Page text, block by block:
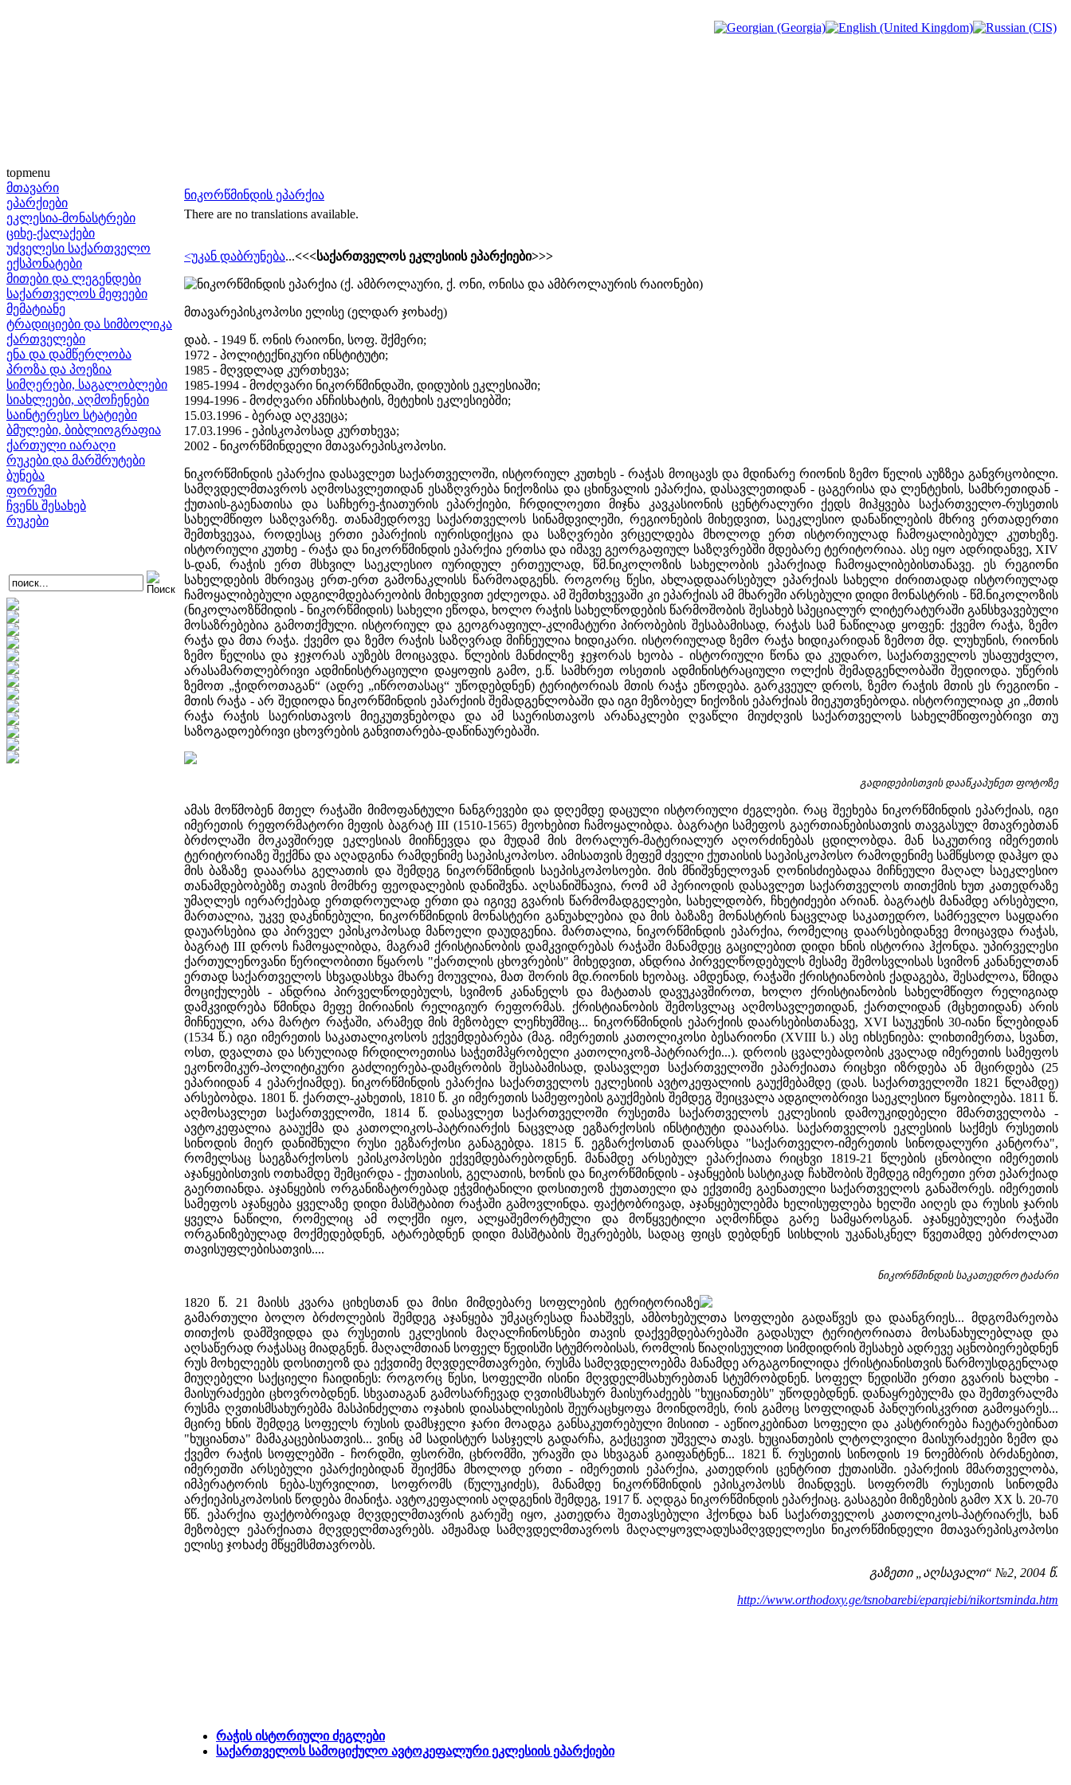
topmenu
მთავარი
ეპარქიები
ეკლესია-მონასტრები
ციხე-ქალაქები
უძველესი საქართველო
ექსპონატები
მითები და ლეგენდები
საქართველოს მეფეები
მემატიანე
ტრადიციები და სიმბოლიკა
ქართველები
ენა და დამწერლობა
პროზა და პოეზია
სიმღერები, საგალობლები
სიახლეები, აღმოჩენები
საინტერესო სტატიები
ბმულები, ბიბლიოგრაფია
ქართული იარაღი
რუკები და მარშრუტები
ბუნება
ფორუმი
ჩვენს შესახებ
რუკები
ნიკორწმინდის ეპარქია
There are no translations available.
<უკან დაბრუნება...<<<საქართველოს ეკლესიის ეპარქიები>>>
ნიკორწმინდის ეპარქია (ქ. ამბროლაური, ქ. ონი, ონისა და ამბროლაურის რაიონები)
მთავარეპისკოპოსი ელისე (ელდარ ჯოხაძე)
დაბ. - 1949 წ. ონის რაიონი, სოფ. შქმერი;
1972 - პოლიტექნიკური ინსტიტუტი;
1985 - მღვდლად კურთხევა;
1985-1994 - მოძღვარი ნიკორწმინდაში, დიდუბის ეკლესიაში;
1994-1996 - მოძღვარი ანჩისხატის, მეტეხის ეკლესიებში;
15.03.1996 - ბერად აღკვეცა;
17.03.1996 - ეპისკოპოსად კურთხევა;
2002 - ნიკორწმინდელი მთავარეპისკოპოსი.
ნიკორწმინდის ეპარქია დასავლეთ საქართველოში, ისტორიულ კუთხეს - რაჭას მოიცავს და მდინარე რიონის ზემო წელის აუზზეა განვრცობილი.
სამღვდელმთავროს აღმოსავლეთიდან ესაზღვრება ნიქოზისა და ცხინვალის ეპარქია, დასავლეთიდან - ცაგერისა და ლენტეხის, სამხრეთიდან -
ქუთაის-გაენათისა და საჩხერე-ჭიათურის ეპარქიები, ჩრდილოეთი მიჯნა კავკასიონის ცენტრალური ქედს მიჰყვება საქართველო-რუსეთის
სახელმწიფო საზღვარზე. თანამედროვე საქართველოს სინამდვილეში, რეგიონების მიხედვით, საეკლესიო დანაწილების მხრივ ერთადერთი
შემთხვევაა, როდესაც ერთი ეპარქიის იურისდიქცია და საზღვრები ვრცელდება მხოლოდ ერთ ისტორიულად ჩამოყალიბებულ კუთხეზე.
ისტორიული კუთხე - რაჭა და ნიკორწმინდის ეპარქია ერთსა და იმავე გეორგაფიულ საზღვრებში მდებარე ტერიტორიაა. ასე იყო ადრიდანვე, XIV
ს-დან, რაჭის ერთ მსხვილ საეკლესიო იურიდულ ერთეულად, წმ.ნიკოლოზის სახელობის ეპარქიად ჩამოყალიბებისთანავე. ეს რეგიონი
სახელდების მხრივაც ერთ-ერთ გამონაკლისს წარმოადგენს. როგორც წესი, ახლადდაარსებულ ეპარქიას სახელი ძირითადად ისტორიულად
ჩამოყალიბებული ადგილმდებარეობის მიხედვით ეძლეოდა. ამ შემთხვევაში კი ეპარქიას ამ მხარეში არსებული დიდი მონასტრის - წმ.ნიკოლოზის
(ნიკოლაოზწმიდის - ნიკორწმიდის) სახელი ეწოდა, ხოლო რაჭის სახელწოდების წარმოშობის შესახებ სპეციალურ ლიტერატურაში განსხვავებული
მოსაზრებებია გამოთქმული. ისტორიულ და გეოგრაფიულ-კლიმატური პირობების შესაბამისად, რაჭას სამ ნაწილად ყოფენ: ქვემო რაჭა, ზემო
რაჭა და მთა რაჭა. ქვემო და ზემო რაჭის საზღვრად მიჩნეულია ხიდიკარი. ისტორიულად ზემო რაჭა ხიდიკარიდან ზემოთ მდ. ლუხუნის, რიონის
ზემო წელისა და ჯეჯორას აუზებს მოიცავდა. წლების მანძილზე ჯეჯორას ხეობა - ისტორიული წონა და კუდარო, საქართველოს უსაფუძვლო,
არასამართლებრივი ადმინისტრაციული დაყოფის გამო, ე.წ. სამხრეთ ოსეთის ადმინისტრაციული ოლქის შემადგენლობაში შედიოდა. უწერის
ზემოთ „ჭიდროთაგან“ (ადრე „იწროთასაც“ უწოდებდნენ) ტერიტორიას მთის რაჭა ეწოდება. გარკვეულ დროს, ზემო რაჭის მთის ეს რეგიონი -
მთის რაჭა - არ შედიოდა ნიკორწმინდის ეპარქიის შემადგენლობაში და იგი მეზობელ ნიქოზის ეპარქიას მიეკუთვნებოდა. ისტორიულიად კი „მთის
რაჭა რაჭის საერისთავოს მიეკუთვნებოდა და ამ საერისთავოს არანაკლები ღვაწლი მიუძღვის საქართველოს სახელმწიფოებრივი თუ
საზოგადოებრივი ცხოვრების განვითარება-დაწინაურებაში.
გადიდებისთვის დააწკაპუნეთ ფოტოზე
ამას მოწმობენ მთელ რაჭაში მიმოფანტული ნანგრევები და დღემდე დაცული ისტორიული ძეგლები. რაც შეეხება ნიკორწმინდის ეპარქიას, იგი
იმერეთის რეფორმატორი მეფის ბაგრატ III (1510-1565) მეოხებით ჩამოყალიბდა. ბაგრატი სამეფოს გაერთიანებისათვის თავგასულ მთავრებთან
ბრძოლაში მოკავშირედ ეკლესიას მიიჩნევდა და მუდამ მის მორალურ-მატერიალურ აღორძინებას ცდილობდა. მან საკუთრივ იმერეთის
ტერიტორიაზე შექმნა და აღადგინა რამდენიმე საეპისკოპოსო. ამისათვის მეფემ ძველი ქუთაისის საეპისკოპოსო რამოდენიმე სამწყსოდ დაჰყო და
მის ბაზაზე დააარსა გელათის და შემდეგ ნიკორწმინდის საეპისკოპოსოები. მის მნიშვნელოვან ღონისძიებადაა მიჩნეული მაღალ საეკლესიო
თანამდებობებზე თავის მომხრე ფეოდალების დანიშვნა. აღსანიშნავია, რომ ამ პერიოდის დასავლეთ საქართველოს თითქმის ხუთ კათედრაზე
უმაღლეს იერარქებად ერთდროულად ერთი და იგივე გვარის წარმომადგელები, სახელდობრ, ჩხეტიძეები არიან. ბაგრატს მანამდე არსებული,
მართალია, უკვე დაკნინებული, ნიკორწმინდის მონასტერი განუახლებია და მის ბაზაზე მონასტრის ნაცვლად საკათედრო, სამრევლო საყდარი
დაუარსებია და პირველ ეპისკოპოსად მანოელი დაუდგენია. მართალია, ნიკორწმინდის ეპარქია, რომელიც დაარსებიდანვე მოიცავდა რაჭას,
ბაგრატ III დროს ჩამოყალიბდა, მაგრამ ქრისტიანობის დამკვიდრებას რაჭაში მანამდეც გაცილებით დიდი ხნის ისტორია ჰქონდა. უპირველესი
ქართულენოვანი წერილობითი წყაროს "ქართლის ცხოვრების" მიხედვით, ანდრია პირველწოდებულს მესამე შემოსვლისას სვიმონ კანანელთან
ერთად საქართველოს სხვადასხვა მხარე მოუვლია, მათ შორის მდ.რიონის ხეობაც. ამდენად, რაჭაში ქრისტიანობის ქადაგება, შესაძლოა, წმიდა
მოციქულებს - ანდრია პირველწოდებულს, სვიმონ კანანელს და მატათას დავუკავშიროთ, ხოლო ქრისტიანობის სახელმწიფო რელიგიად
დამკვიდრება წმინდა მეფე მირიანის რელიგიურ რეფორმას. ქრისტიანობის შემოსვლაც აღმოსავლეთიდან, ქართლიდან (მცხეთიდან) არის
მიჩნეული, არა მარტო რაჭაში, არამედ მის მეზობელ ლეჩხუმშიც... ნიკორწმინდის ეპარქიის დაარსებისთანავე, XVI საუკუნის 30-იანი წლებიდან
(1534 წ.) იგი იმერეთის საკათალიკოსოს ექვემდებარება (მაგ. იმერეთის კათოლიკოსი ბესარიონი (XVIII ს.) ასე იხსენიება: ლიხთიმერთა, სვანთ,
ოსთ, დვალთა და სრულიად ჩრდილოეთისა საჭეთმპყრობელი კათოლიკოზ-პატრიარქი...). დროის ცვალებადობის კვალად იმერეთის სამეფოს
ეკონომიკურ-პოლიტიკური გაძლიერება-დამცრობის შესაბამისად, დასავლეთ საქართველოში ეპარქიათა რიცხვი იზრდება ან მცირდება (25
ეპარიიდან 4 ეპარქიამდე). ნიკორწმინდის ეპარქია საქართველოს ეკლესიის ავტოკეფალიის გაუქმებამდე (დას. საქართველოში 1821 წლამდე)
არსებობდა. 1801 წ. ქართლ-კახეთის, 1810 წ. კი იმერეთის სამეფოების გაუქმების შემდეგ შეიცვალა ადგილობრივი საეკლესიო წყობილება. 1811 წ.
აღმოსავლეთ საქართველოში, 1814 წ. დასავლეთ საქართველოში რუსეთმა საქართველოს ეკლესიის დამოუკიდებელი მმართველობა -
ავტოკეფალია გააუქმა და კათოლიკოს-პატრიარქის ნაცვლად ეგზარქოსის ინსტიტუტი დააარსა. საქართველოს ეკლესიის საქმეს რუსეთის
სინოდის მიერ დანიშნული რუსი ეგზარქოსი განაგებდა. 1815 წ. ეგზარქოსთან დაარსდა "საქართველო-იმერეთის სინოდალური კანტორა",
რომელსაც საეგზარქოსოს ეპისკოპოსები ექვემდებარებოდნენ. მანამდე არსებულ ეპარქიათა რიცხვი 1819-21 წლების ცნობილი იმერეთის
აჯანყებისთვის ოთხამდე შემცირდა - ქუთაისის, გელათის, ხონის და ნიკორწმინდის - აჯანყების სასტიკად ჩახშობის შემდეგ იმერეთი ერთ ეპარქიად
გაერთიანდა. აჯანყების ორგანიზატორებად ეჭვმიტანილი დოსითეოზ ქუთათელი და ექვთიმე გაენათელი საქართველოს განაშორეს. იმერეთის
სამეფოს აჯანყება ყველაზე დიდი მასშტაბით რაჭაში გამოვლინდა. ფაქტობრივად, აჯანყებულებმა ხელისუფლება ხელში აიღეს და რუსის ჯარის
ყველა ნაწილი, რომელიც ამ ოლქში იყო, ალყაშემორტმული და მოწყვეტილი აღმოჩნდა გარე სამყაროსგან. აჯანყებულები რაჭაში
ორგანიზებულად მოქმედებდნენ, ატარებდნენ დიდი მასშტაბის შეკრებებს, სადაც ფიცს დებდნენ სისხლის უკანასკნელ წვეთამდე ებრძოლათ
თავისუფლებისათვის....
ნიკორწმინდის საკათედრო ტაძარი
1820 წ. 21 მაისს კვარა ციხესთან და მისი მიმდებარე სოფლების ტერიტორიაზე
გამართული ბოლო ბრძოლების შემდეგ აჯანყება უმკაცრესად ჩაახშვეს, ამბოხებულთა სოფლები გადაწვეს და დაანგრიეს... მდგომარეობა
თითქოს დამშვიდდა და რუსეთის ეკლესიის მაღალჩინოსნები თავის დაქვემდებარებაში გადასულ ტერიტორიათა მოსანახულებლად და
აღსაწერად რაჭასაც მიადგნენ. მაღალმთიან სოფელ წედისში სტუმრობისას, რომლის წიაღისეულით სიმდიდრის შესახებ ადრევე აცნობიერებდნენ
რუს მოხელეებს დოსითეოზ და ექვთიმე მღვდელმთავრები, რუსმა სამღვდელოებმა მანამდე არგაგონილიდა ქრისტიანისთვის წარმოუსდგენლად
მიუღებელი საქციელი ჩაიდინეს: როგორც წესი, სოფელში ისინი მღვდელმსახურებთან სტუმრობდნენ. სოფელ წედისში ერთი გვარის ხალხი -
მაისურაძეები ცხოვრობდნენ. სხვათაგან გამოსარჩევად ღვთისმსახურ მაისურაძეებს "ხუციანთებს" უწოდებდნენ. დანაყრებულმა და შემთვრალმა
რუსმა ღვთისმსახურებმა მასპინძელთა ოჯახის დიასახლისების შეურაცხყოფა მოინდომეს, რის გამოც სოფლიდან პანღურისკვრით გამოყარეს...
მცირე ხნის შემდეგ სოფელს რუსის დამსჯელი ჯარი მოადგა განსაკუთრებული მისიით - აეწიოკებინათ სოფელი და კასტრირება ჩაეტარებინათ
"ხუციანთა" მამაკაცებისათვის... ვინც ამ სადისტურ სასჯელს გადარჩა, გაქცევით უშველა თავს. ხუციანთების ლტოლვილი მაისურაძეები ზემო და
ქვემო რაჭის სოფლებში - ჩორდში, ფსორში, ცხრომში, ურავში და სხვაგან გაიფანტნენ... 1821 წ. რუსეთის სინოდის 19 ნოემბრის ბრძანებით,
იმერეთში არსებული ეპარქიებიდან შეიქმნა მხოლოდ ერთი - იმერეთის ეპარქია, კათედრის ცენტრით ქუთაისში. ეპარქიის მმართველობა,
იმპერატორის ნება-სურვილით, სოფრომს (წულუკიძეს), მანამდე ნიკორწმინდის ეპისკოპოსს მიანდვეს. სოფრომს რუსეთის სინოდმა
არქიეპისკოპოსის წოდება მიანიჭა. ავტოკეფალიის აღდგენის შემდეგ, 1917 წ. აღდგა ნიკორწმინდის ეპარქიაც. გასაგები მიზეზების გამო XX ს. 20-70
წწ. ეპარქია ფაქტობრივად მღვდელმთავრის გარეშე იყო, კათედრა შეთავსებული ჰქონდა ხან საქართველოს კათოლიკოს-პატრიარქს, ხან
მეზობელ ეპარქიათა მღვდელმთავრებს. ამჟამად სამღვდელმთავროს მაღალყოვლადუსამღვდელოესი ნიკორწმინდელი მთავარეპისკოპოსი
ელისე ჯოხაძე მწყემსმთავრობს.
გაზეთი „აღსავალი“ №2, 2004 წ.
http://www.orthodoxy.ge/tsnobarebi/eparqiebi/nikortsminda.htm
რაჭის ისტორიული ძეგლები
საქართველოს სამოციქულო ავტოკეფალური ეკლესიის ეპარქიები